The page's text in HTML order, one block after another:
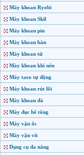
Máy khoan Ryobi
Máy khoan Skil
Máy khoan pin
Máy khoan bàn
Máy khoan từ
Máy khoan khí nén
Máy taro tự động
Máy khoan rút lõi
Máy khoan đá
Máy đục bê tông
Máy vặn ốc
Máy vặn vít
Dụng cụ đa năng